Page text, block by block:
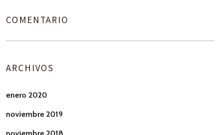
COMENTARIO
ARCHIVOS
enero 2020
noviembre 2019